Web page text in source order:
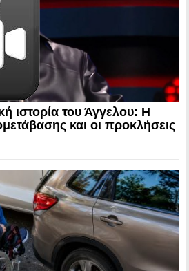
ιστορία του Άγγελου: Η
και οι προκλήσεις